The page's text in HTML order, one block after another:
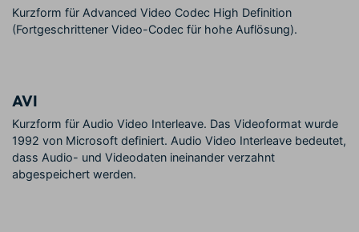
Kurzform für Advanced Video Codec High Definition
(Fortgeschrittener Video-Codec für hohe Auflösung).
AVI
Kurzform für Audio Video Interleave. Das Videoformat wurde
1992 von Microsoft definiert. Audio Video Interleave bedeutet,
dass Audio- und Videodaten ineinander verzahnt
abgespeichert werden.